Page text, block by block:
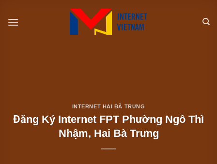
đến
INTERNET HAI BÀ TRƯNG
Đăng Ký Internet FPT Phường Ngô Thì
Nhậm, Hai Bà Trưng